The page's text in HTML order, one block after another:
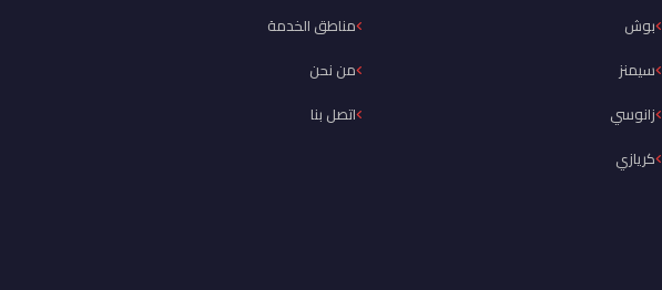
بوش
سيمنز
زانوسي
كريازي
مناطق الخدمة
من نحن
اتصل بنا